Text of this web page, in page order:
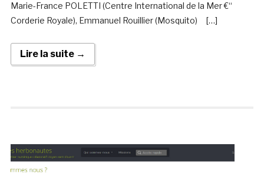
Marie-France POLETTI (Centre International de la Mer €“
Corderie Royale), Emmanuel Rouillier (Mosquito) […]
Lire la suite →